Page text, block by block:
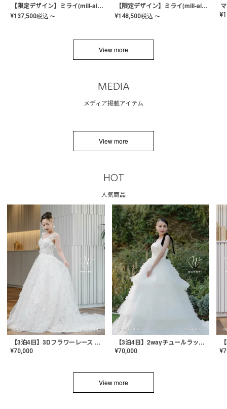
【限定デザイン】ミライ(mill-ai)リング
¥137,500税込 〜
【限定デザイン】ミライ(mill-ai)リング
¥148,500税込 〜 ¥
View more
MEDIA
メディア掲載アイテム
View more
HOT
人気商品
【3泊4日】3Dフラワーレース ドレス〈PD-WDOR-331〉
¥70,000
【3泊4日】2wayチュールラッフルドレス〈PD-WDOR-341RTL〉
¥70,000 ¥
View more